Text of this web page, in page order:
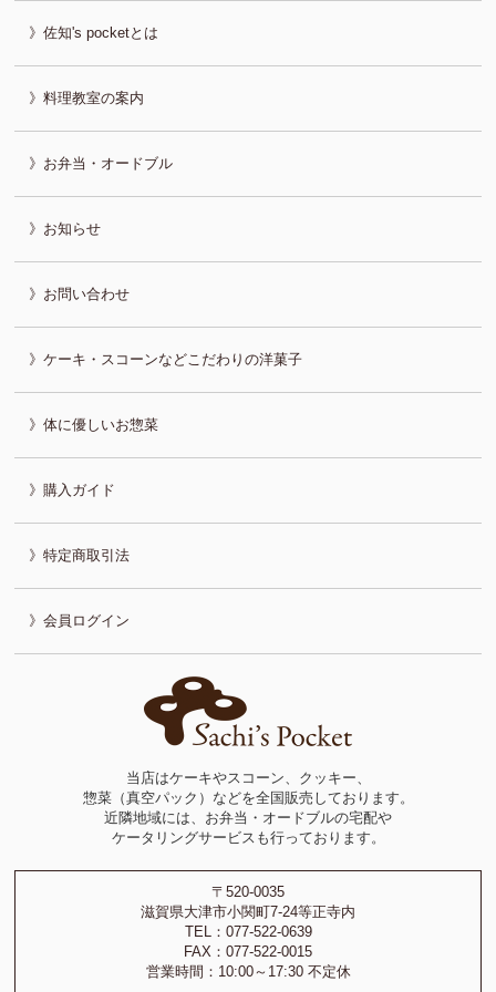
佐知's pocketとは
料理教室の案内
お弁当・オードブル
お知らせ
お問い合わせ
ケーキ・スコーンなどこだわりの洋菓子
体に優しいお惣菜
購入ガイド
特定商取引法
会員ログイン
当店はケーキやスコーン、クッキー、
惣菜（真空パック）などを全国販売しております。
近隣地域には、お弁当・オードブルの宅配や
ケータリングサービスも行っております。
〒520-0035
滋賀県大津市小関町7-24等正寺内
TEL：077-522-0639
FAX：077-522-0015
営業時間：10:00～17:30 不定休